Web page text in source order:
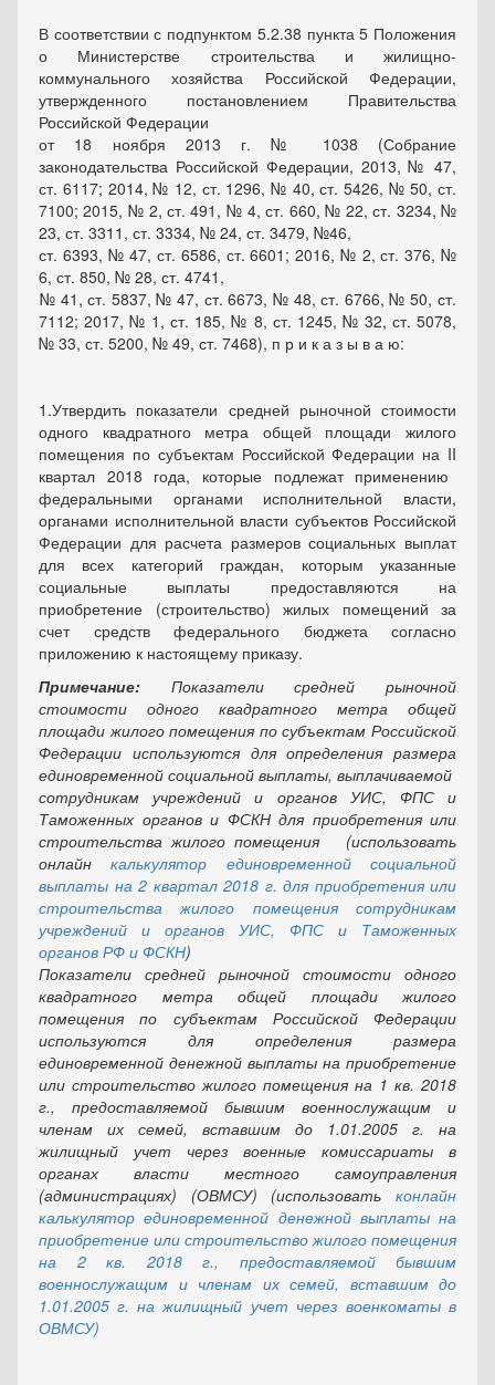
В соответствии с подпунктом 5.2.38 пункта 5 Положения
о Министерстве строительства и жилищно-
коммунального хозяйства Российской Федерации,
утвержденного постановлением Правительства
Российской Федерации
от 18 ноября 2013 г. №
1038 (Собрание
законодательства Российской Федерации, 2013, № 47,
ст. 6117; 2014, № 12, ст. 1296, № 40, ст. 5426, № 50, ст.
7100; 2015, № 2, ст. 491, № 4, ст. 660, № 22, ст. 3234, №
23, ст. 3311, ст. 3334, № 24, ст. 3479, №46,
ст. 6393, № 47, ст. 6586, ст. 6601; 2016, № 2, ст. 376, №
6, ст. 850, № 28, ст. 4741,
№ 41, ст. 5837, № 47, ст. 6673, № 48, ст. 6766, № 50, ст.
7112; 2017, № 1, ст. 185, № 8, ст. 1245, № 32, ст. 5078,
№ 33, ст. 5200, № 49, ст. 7468), п р и к а з ы в а ю:
1.Утвердить показатели средней рыночной стоимости
одного квадратного метра общей площади жилого
помещения по субъектам Российской Федерации на II
квартал 2018 года, которые подлежат применению
федеральными органами исполнительной власти,
органами исполнительной власти субъектов Российской
Федерации для расчета размеров социальных выплат
для всех категорий граждан, которым указанные
социальные выплаты предоставляются на
приобретение (строительство) жилых помещений за
счет средств федерального бюджета согласно
приложению к настоящему приказу.
Примечание: Показатели средней рыночной
стоимости одного квадратного метра общей
площади жилого помещения по субъектам Российской
Федерации используются для определения размера
единовременной социальной выплаты, выплачиваемой
сотрудникам учреждений и органов УИС, ФПС и
Таможенных органов и ФСКН для приобретения или
строительства жилого помещения (использовать
онлайнкалькулятор единовременной социальной
выплаты на 2 квартал 2018 г. для приобретения или
строительства жилого помещения сотрудникам
учреждений и органов УИС, ФПС и Таможенных
органов РФ и ФСКН)
Показатели средней рыночной стоимости одного
квадратного метра общей площади жилого
помещения по субъектам Российской Федерации
используются для определения размера
единовременной денежной выплаты на приобретение
или строительство жилого помещения на 1 кв. 2018
г., предоставляемой бывшим военнослужащим и
членам их семей, вставшим до 1.01.2005 г. на
жилищный учет через военные комиссариаты в
органах власти местного самоуправления
(администрациях) (ОВМСУ) (использовать конлайн
калькулятор единовременной денежной выплаты на
приобретение или строительство жилого помещения
на 2 кв. 2018 г., предоставляемой бывшим
военнослужащим и членам их семей, вставшим до
1.01.2005 г. на жилищный учет через военкоматы в
ОВМСУ)